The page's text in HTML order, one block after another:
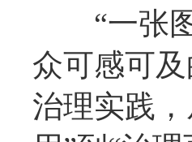
“一张图”
众可感可
治理实践